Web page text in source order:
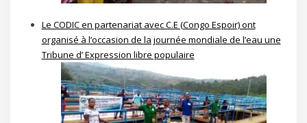
Le CODIC en partenariat avec C.E (Congo Espoir) ont
organisé à l’occasion de la journée mondiale de l’eau une
Tribune d’ Expression libre populaire